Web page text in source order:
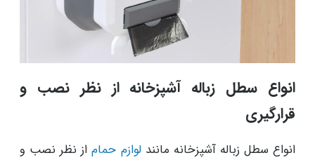
انواع سطل زباله آشپزخانه از نظر نصب و
قرارگیری
انواع سطل زباله آشپزخانه مانندلوازم حماماز نظر نصب و